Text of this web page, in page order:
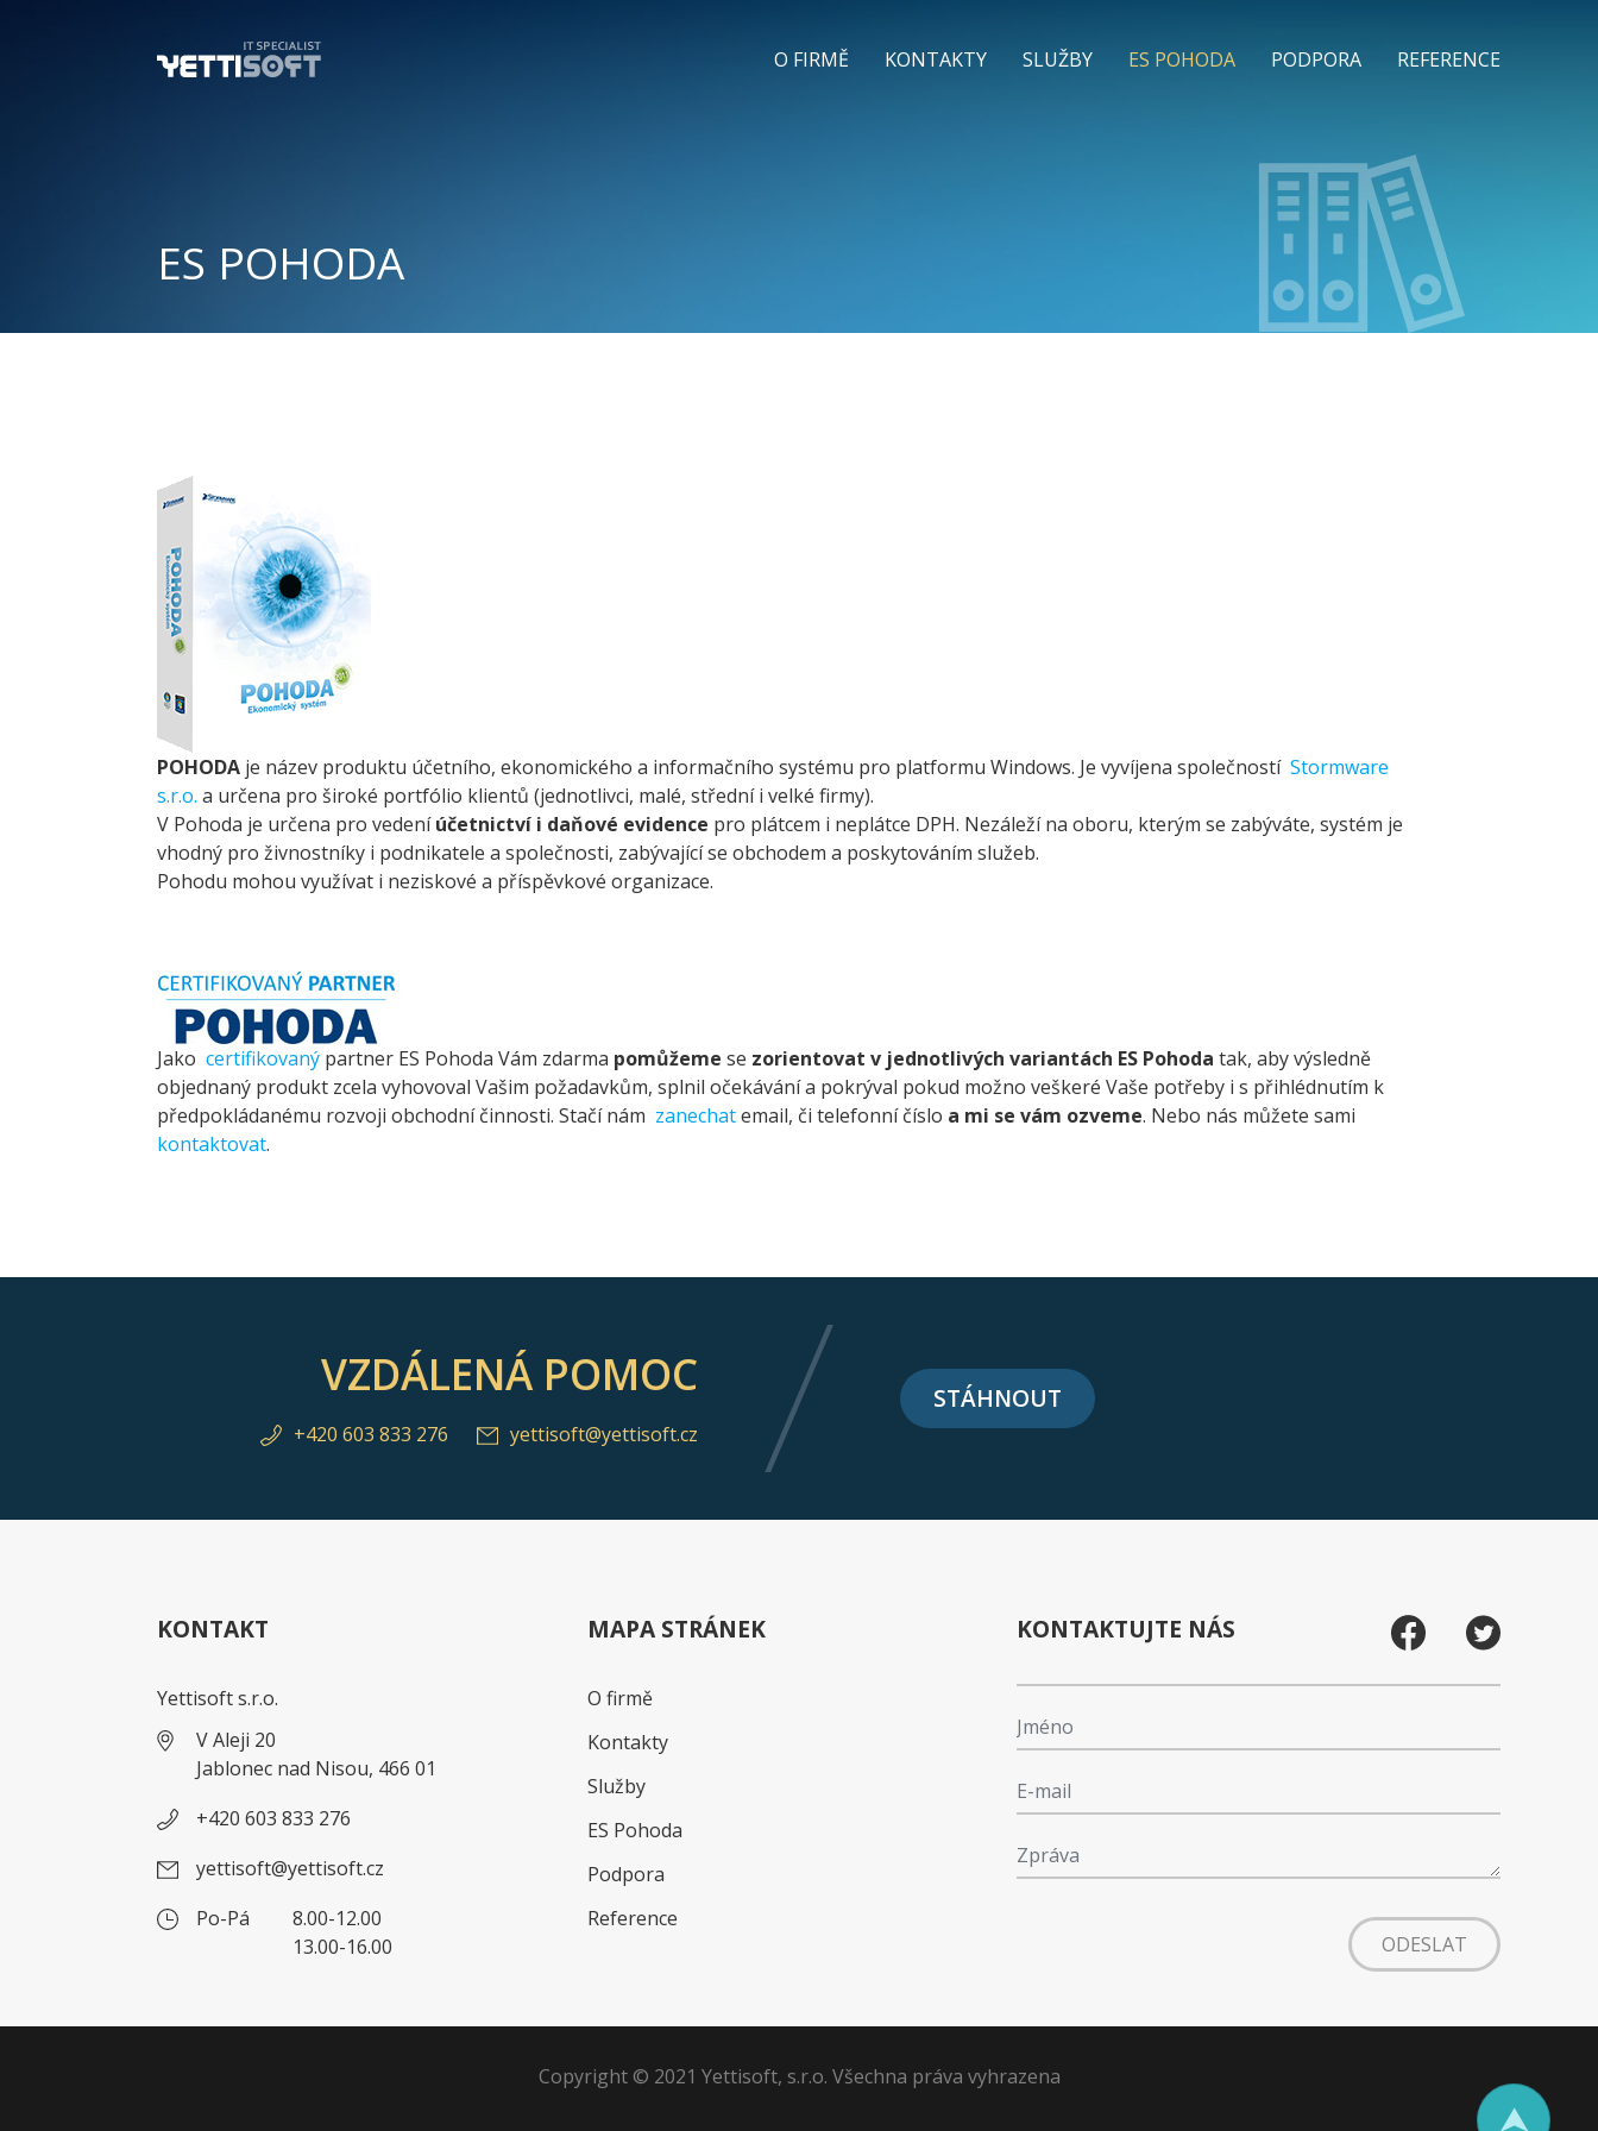
O FIRMĚ KONTAKTY SLUŽBY ES POHODA PODPORA REFERENCE
ES POHODA
POHODA je název produktu účetního, ekonomického a informačního systému pro platformu Windows. Je vyvíjena společností Stormware
s.r.o. a určena pro široké portfólio klientů (jednotlivci, malé, střední i velké firmy).
V Pohoda je určena pro vedeníúčetnictví i daňové evidence pro plátcem i neplátce DPH. Nezáleží na oboru, kterým se zabýváte, systém je
vhodný pro živnostníky i podnikatele a společnosti, zabývající se obchodem a poskytováním služeb.
Pohodu mohou využívat i neziskové a příspěvkové organizace.
Jako certifikovaný partner ES Pohoda Vám zdarma pomůžeme se zorientovat v jednotlivých variantách ES Pohoda tak, aby výsledně
objednaný produkt zcela vyhovoval Vašim požadavkům, splnil očekávání a pokrýval pokud možno veškeré Vaše potřeby i s přihlédnutím k
předpokládanému rozvoji obchodní činnosti. Stačí nám zanechatemail, či telefonní číslo a mi se vám ozveme. Nebo nás můžete sami
kontaktovat.
VZDÁLENÁ POMOC
+420 603 833 276 yettisoft@yettisoft.cz
STÁHNOUT
KONTAKT
Yettisoft s.r.o.
V Aleji 20
Jablonec nad Nisou, 466 01
+420 603 833 276
yettisoft@yettisoft.cz
Po-Pá
8.00-12.00
13.00-16.00
MAPA STRÁNEK
O firmě
Kontakty
Služby
ES Pohoda
Podpora
Reference
KONTAKTUJTE NÁS
ODESLAT
Copyright © 2021 Yettisoft, s.r.o. Všechna práva vyhrazena
⮝